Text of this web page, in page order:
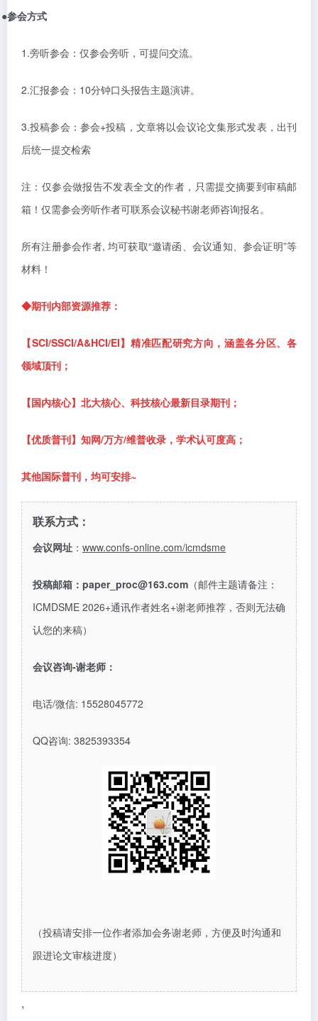
●参会方式
1.旁听参会：仅参会旁听，可提问交流。
2.汇报参会：10分钟口头报告主题演讲。
3.投稿参会： 参会+投稿， 文章将以会议论文集形式发表，出刊
后统一提交检索
注：仅参会做报告不发表全文的作者，只需提交摘要到审稿邮
箱！仅需参会旁听作者可联系会议秘书谢老师咨询报名。
所有注册参会作者, 均可获取“邀请函、会议通知、参会证明”等
材料！
◆期刊内部资源推荐：
【SCI/SSCI/A&HCI/EI】精准匹配研究方向，涵盖各分区、各
领域顶刊；
【国内核心】北大核心、科技核心最新目录期刊；
【优质普刊】知网/万方/维普收录，学术认可度高；
其他国际普刊，均可安排~
联系方式：
会议网址 ： www.confs-online.com/icmdsme
投稿邮箱： paper_proc@163.com （邮件主题请备注：
ICMDSME 2026+通讯作者姓名+谢老师推荐，否则无法确
认您的来稿）
会议咨询-谢老师：
电话/微信: 15528045772
QQ咨询: 3825393354
（投稿请安排一位作者添加会务谢老师，方便及时沟通和
跟进论文审核进度）
,